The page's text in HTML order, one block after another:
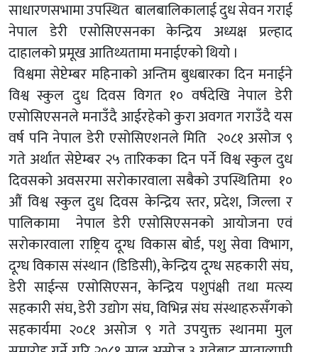
साधारणसभामा उपस्थित बालबालिकालाई दुध सेवन गराई
नेपाल डेरी एसोसिएसनका केन्द्रिय अध्यक्ष प्रल्हाद
दाहालको प्रमूख आतिथ्यतामा मनाईएको थियो ।
विश्वमा सेप्टेम्बर महिनाको अन्तिम बुधबारका दिन मनाईने
विश्व स्कुल दुध दिवस विगत १० वर्षदेखि नेपाल डेरी
एसोसिएसनले मनाउँदै आईरहेको कुरा अवगत गराउँदै यस
वर्ष पनि नेपाल डेरी एसोसिएशनले मिति २०८१ असोज ९
गते अर्थात सेप्टेम्बर २५ तारिकका दिन पर्ने विश्व स्कुल दुध
दिवसको अवसरमा सरोकारवाला सबैको उपस्थितिमा १०
औं विश्व स्कुल दुध दिवस केन्द्रिय स्तर, प्रदेश, जिल्ला र
पालिकामा नेपाल डेरी एसोसिएसनको आयोजना एवं
सरोकारवाला राष्ट्रिय दूग्ध विकास बोर्ड, पशु सेवा विभाग,
दूग्ध विकास संस्थान (डिडिसी), केन्द्रिय दूग्ध सहकारी संघ,
डेरी साईन्स एसोसिएसन, केन्द्रिय पशुपंक्षी तथा मत्स्य
सहकारी संघ, डेरी उद्योग संघ, विभिन्न संघ संस्थाहरुसँगकाे
सहकार्यमा २०८१ असोज ९ गते उपयुक्त स्थानमा मुल